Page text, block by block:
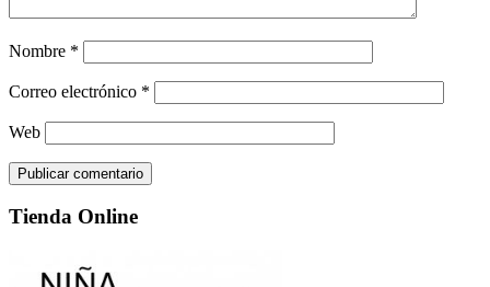
Nombre *
Correo electrónico *
Web
Tienda Online